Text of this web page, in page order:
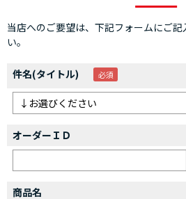
当店へのご要望は、下記フォームにご
い。
件名(タイトル)
オーダーＩＤ
商品名